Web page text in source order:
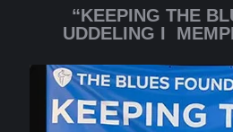
“KEEPING THE
UDDELING I